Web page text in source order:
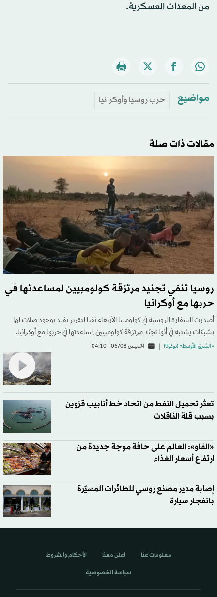
من المعدات العسكرية.
مواضيع حرب روسيا وأوكرانيا
مقالات ذات صلة
روسيا تنفي تجنيد مرتزقة كولومبيين لمساعدتها في
حربها مع أوكرانيا
أصدرت السفارة الروسية في كولومبيا الأربعاء نفيا لتقرير يفيد بوجود صلات لها
بشبكات يشتبه في أنها تجنّد مرتزقة كولومبيين لمساعدتها في حربها مع أوكرانيا.
«الشرق الأوسط» (بوغوتا) الخميس 06/08 - 04:10
تعثر تحميل النفط من اتحاد خط أنابيب قزوين
بسبب قلة الناقلات
«الفاو»: العالم على حافة موجة جديدة من
ارتفاع أسعار الغذاء
إصابة مدير مصنع روسي للطائرات المسيّرة
بانفجار سيارة
معلومات عنا اعلن معنا الأحكام والشروط
سياسة الخصوصية